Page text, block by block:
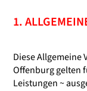
1.
Diese Allgemeine
Offenburg gelten
Leistungen ~